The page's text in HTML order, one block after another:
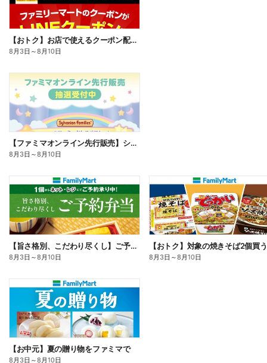
【おトク】お店で使えるクーポン配信中
8月3日 ～8月10日
【ファミマオンライン先行販売】シルバニアファミリー
8月3日 ～8月10日
【旨さ格別、こだわり尽くし】ご予約弁当
8月3日 ～8月10日 8月3日 ～8月10日
【お中元】夏の贈り物をファミマで
8月3日 ～8月10日